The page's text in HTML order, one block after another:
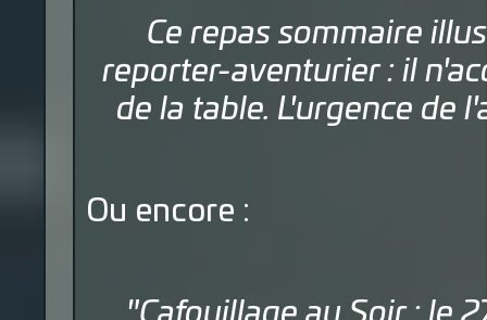
Ce repas sommaire
reporter-aventurier : il
de la table. L'urgence de
Ou encore :